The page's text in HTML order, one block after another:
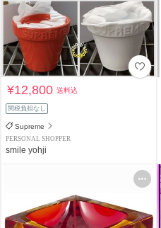
¥12,800送料込
関税負担なし
Supreme
PERSONAL SHOPPER
smile yohji